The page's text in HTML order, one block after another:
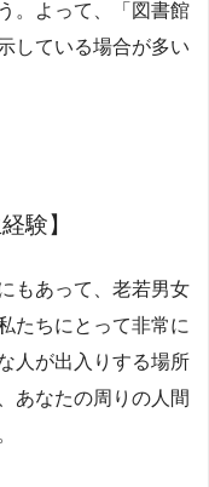
。よって、「図書館
している場合が多い
験】
もあって、老若男女
たちにとって非常に
人が出入りする場所
あなたの周りの人間